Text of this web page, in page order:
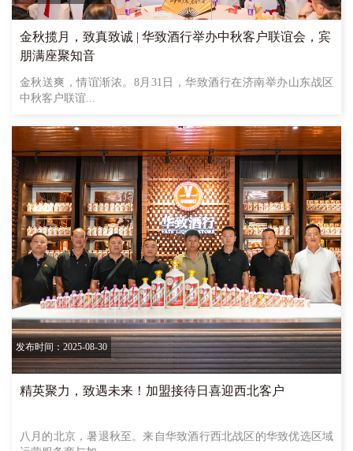
金秋揽月，致真致诚 | 华致酒行举办中秋客户联谊会，宾
朋满座聚知音
金秋送爽，情谊渐浓。8月31日，华致酒行在济南举办山东战区
中秋客户联谊...
发布时间：2025-08-30
精英聚力，致遇未来！加盟接待日喜迎西北客户
八月的北京，暑退秋至。来自华致酒行西北战区的华致优选区域